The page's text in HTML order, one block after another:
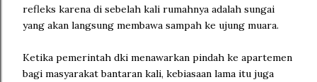
refleks karena di sebelah kali rumahnya adalah sungai
yang akan langsung membawa sampah ke ujung muara.
Ketika pemerintah dki menawarkan pindah ke apartemen
bagi masyarakat bantaran kali, kebiasaan lama itu juga